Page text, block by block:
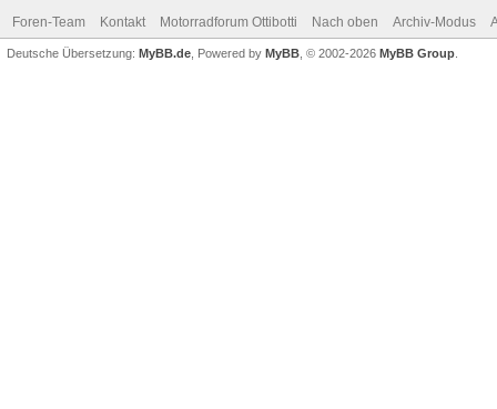
Foren-Team Kontakt Motorradforum Ottibotti Nach oben Archiv-Modus
Deutsche Übersetzung: MyBB.de , Powered by MyBB , © 2002-2026 MyBB Group